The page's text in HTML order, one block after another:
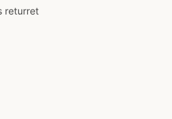
returret